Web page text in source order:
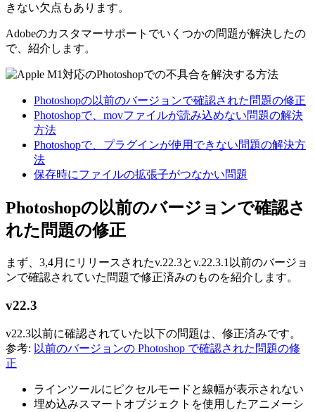
きない欠点もあります。
Adobeのカスタマーサポートでいくつかの問題が解決したの
で、紹介します。
Photoshopの以前のバージョンで確認された問題の修正
Photoshopで、movファイルが読み込めない問題の解決
方法
Photoshopで、プラグインが使用できない問題の解決方
法
保存時にファイルの拡張子がつなかい問題
Photoshopの以前のバージョンで確認さ
れた問題の修正
まず、3,4月にリリースされたv.22.3とv.22.3.1以前のバージョ
ンで確認されていた問題で修正済みのものを紹介します。
v22.3
v22.3以前に確認されていた以下の問題は、修正済みです。
参考: 以前のバージョンの Photoshop で確認された問題の修
正
ラインツールにピクセルモードと線幅が表示されない
埋め込みスマートオブジェクトを使用したアニメーシ